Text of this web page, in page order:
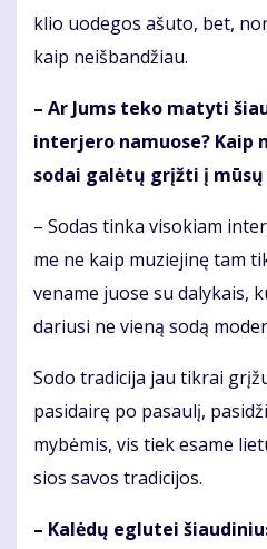
klio uo­de­gos ašu­to, bet,
kaip ne­iš­ban­džiau.
– Ar Jums te­ko ma­ty­ti
in­ter­je­ro na­muo­se? Kaip
so­dai ga­lė­tų grįž­ti į
– So­das tin­ka vi­so­kiam
me ne kaip mu­zie­ji­nę tam
ve­na­me juo­se su da­ly­kais,
da­riu­si ne vie­ną so­dą
So­do tra­di­ci­ja jau tik­rai
pa­si­dai­rę po pa­sau­lį,
my­bė­mis, vis tiek esa­me
sios sa­vos tra­di­ci­jos.
– Ka­lė­dų eg­lu­tei